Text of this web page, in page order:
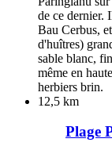
de ce dernier.
Bau Cerbus,
d'huîtres)
sable blanc,
même en
herbiers brin.
12,5 km
Plage